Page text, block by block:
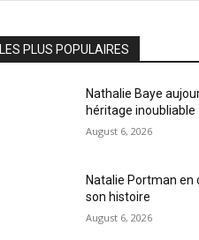
LES PLUS POPULAIRES
Nathalie Baye
héritage inoubliable
August 6, 2026
Natalie Portman en
son histoire
August 6, 2026